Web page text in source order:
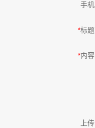
手机
*标题
*内容
上传